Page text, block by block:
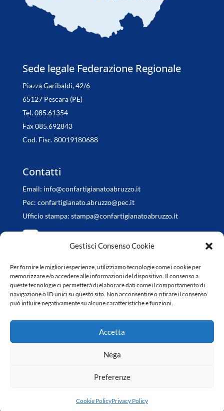
Gestisci Consenso Cookie
Per fornire le migliori esperienze, utilizziamo tecnologie come i cookie per
memorizzare e/o accedere alle informazioni del dispositivo. Il consenso a
queste tecnologie ci permetterà di elaborare dati come il comportamento di
navigazione o ID unici su questo sito. Non acconsentire o ritirare il consenso
può influire negativamente su alcune caratteristiche e funzioni.
Accetta
Nega
Preferenze
Cookie PolicyPrivacy Policy
Sede legale Federazione Regionale
Piazza Garibaldi, 42/6
65127 Pescara (PE)
Tel. 085.61354
Fax 085.692843
Cod. Fisc. 80019180688
Contatti
Email: info@confartigianatoabruzzo.it
Pec: confartigianato.abruzzo@pec.it
Ufficio stampa: stampa@confartigianatoabruzzo.it
Orari di apertura
da Lunedì a Venerdì
8.30-13.00 / 14.30-18.00
Genesi.it|Privacy Policy|Cookie Policy